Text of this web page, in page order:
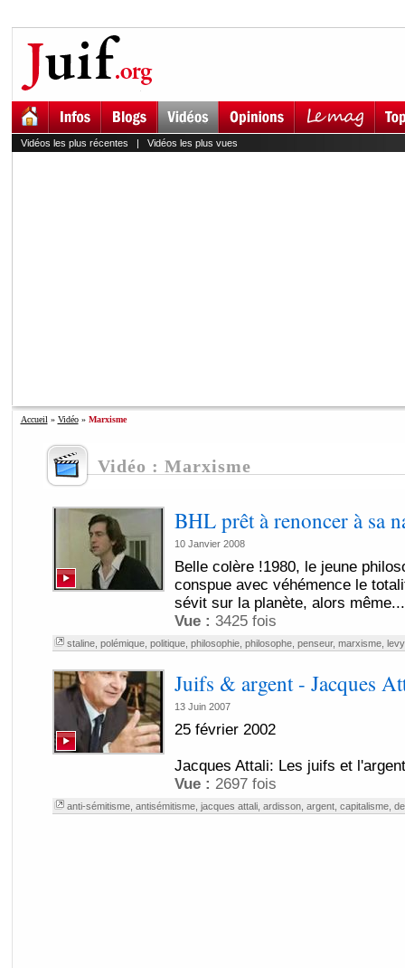
Vidéos les plus récentes | Vidéos les plus vues
Accueil » Vidéo» Marxisme
Vidéo : Marxisme
BHL prêt à renoncer à sa
10 Janvier 2008
Belle colère !1980, le jeune
conspue avec véhémence le
sévit sur la planète, alors même...
Vue : 3425 fois
staline, polémique, politique, philosophie, philosophe, penseur, marxisme, levy
Juifs & argent - Jacques
13 Juin 2007
25 février 2002
Jacques Attali: Les juifs et l'argent
Vue : 2697 fois
anti-sémitisme, antisémitisme, jacques attali, ardisson, argent, capitalisme,